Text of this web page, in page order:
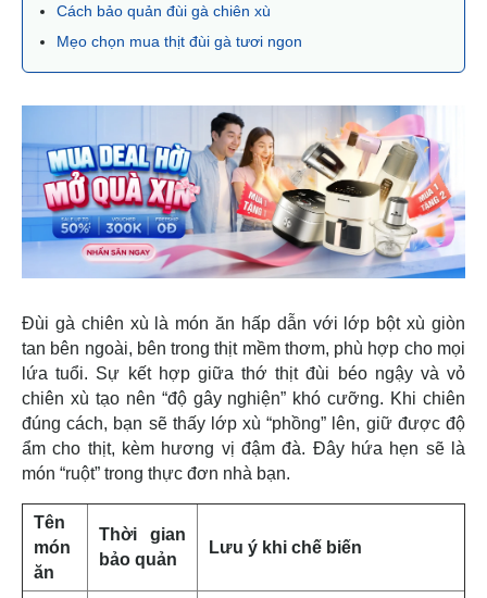
Cách bảo quản đùi gà chiên xù
Mẹo chọn mua thịt đùi gà tươi ngon
Đùi gà chiên xù là món ăn hấp dẫn với lớp bột xù giòn
tan bên ngoài, bên trong thịt mềm thơm, phù hợp cho mọi
lứa tuổi. Sự kết hợp giữa thớ thịt đùi béo ngậy và vỏ
chiên xù tạo nên “độ gây nghiện” khó cưỡng. Khi chiên
đúng cách, bạn sẽ thấy lớp xù “phồng” lên, giữ được độ
ẩm cho thịt, kèm hương vị đậm đà. Đây hứa hẹn sẽ là
món “ruột” trong thực đơn nhà bạn.
Tên
món
ăn
Thời gian
bảo quản
Lưu ý khi chế biến